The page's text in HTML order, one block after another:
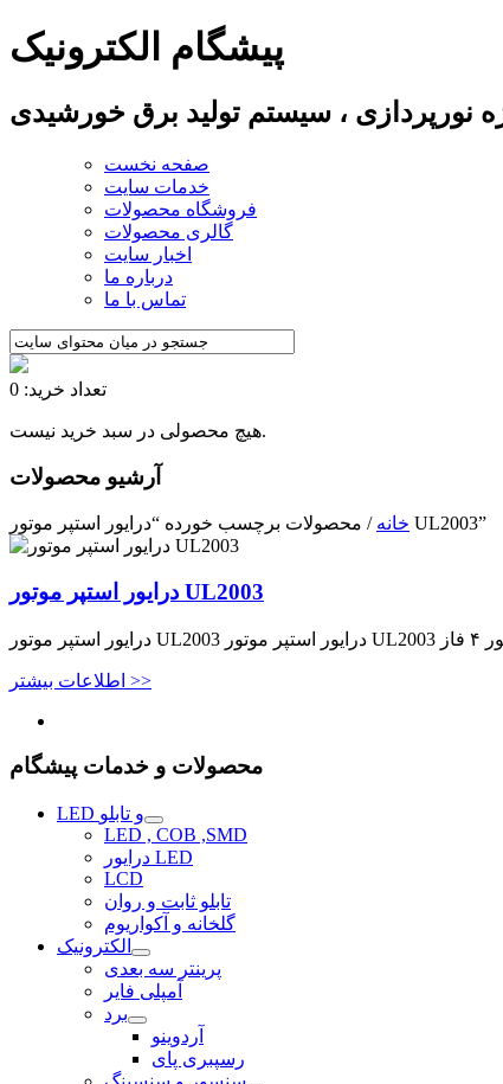
پیشگام الکترونیک
نورپردازی ، سیستم تولید برق خورشیدی
صفحه نخست
خدمات سایت
فروشگاه محصولات
گالری محصولات
اخبار سایت
درباره ما
تماس با ما
تعداد خرید: 0
هیچ محصولی در سبد خرید نیست.
آرشیو محصولات
خانه / محصولات برچسب خورده “درایور استپر موتور UL2003”
درایور استپر موتور UL2003
اطلاعات بیشتر >>
محصولات و خدمات پیشگام
LED و تابلو
LED , COB ,SMD
درایور LED
LCD
تابلو ثابت و روان
گلخانه و آکواریوم
الکترونیک
پرینتر سه بعدی
آمپلی فایر
برد
آردوینو
رسپبری پای